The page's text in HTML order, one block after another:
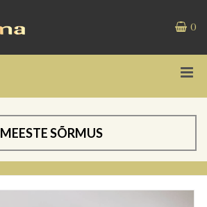
0
MEESTE SÕRMUS